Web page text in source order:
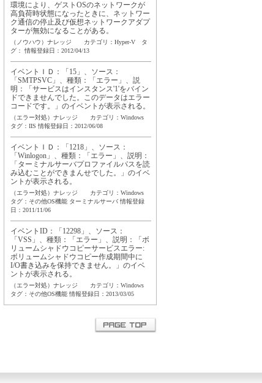
環境により、ゲストOSのネットワークが
高負荷時状態になったときに、ネットワー
ク通信の停止及び仮想ネットワークアダプ
ターが無効になることがある。
（ノウハウ）ナレッジ カテゴリ：Hyper-V タ
グ：
情報登録日：2012/04/13
イベントＩＤ：「15」、ソース：
「SMTPSVC」、種類：「エラー」、説
明：「サービスはインスタンス'1'をバイン
ドできませんでした。このデータはエラー
コードです。」のイベントが表示される。
（エラー対処）ナレッジ カテゴリ：Windows
タグ： IIS 情報登録日：2012/06/08
イベントＩＤ：「1218」、ソース：
「Winlogon」、種類：「エラー」、説明：
「ターミナルサーバプロファイルパスを読
み込むことができまんせでした。」のイベ
ントが表示される。
（エラー対処）ナレッジ カテゴリ：Windows
タグ： その他OS機能 ターミナルサーバ 情報登録
日：2011/11/06
イベントID：「12298」、ソース：
「VSS」、種類：「エラー」、説明：「ボ
リュームシャドウコピーサービスエラー:
ボリュームシャドウコピー作成期間中に
I/O書き込みを保持できません。」のイベ
ントが表示される。
（エラー対処）ナレッジ カテゴリ：Windows
タグ： その他OS機能 情報登録日：2013/03/05